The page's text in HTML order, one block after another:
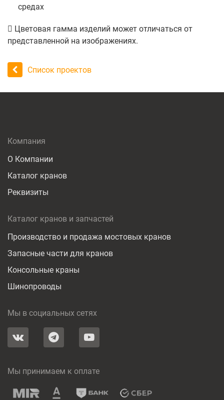
средах
Цветовая гамма изделий может отличаться от
представленной на изображениях.
Список проектов
Компания
О Компании
Каталог кранов
Реквизиты
Каталог кранов и запчастей
Производство и продажа мостовых кранов
Запасные части для кранов
Консольные краны
Шинопроводы
Мы в социальных сетях
Мы принимаем к оплате